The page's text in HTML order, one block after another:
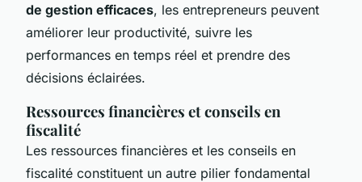
de gestion efficaces, les entrepreneurs peuvent
améliorer leur productivité, suivre les
performances en temps réel et prendre des
décisions éclairées.
Ressources financières et conseils en
fiscalité
Les ressources financières et les conseils en
fiscalité constituent un autre pilier fondamental